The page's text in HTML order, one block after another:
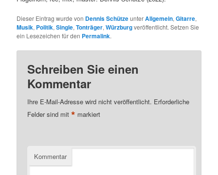
Dieser Eintrag wurde von Dennis SchützeunterAllgemein,Gitarre,
Musik, Politik,Single,Tonträger,Würzburgveröffentlicht. Setzen Sie
ein Lesezeichen für den Permalink.
Schreiben Sie einen
Kommentar
Ihre E-Mail-Adresse wird nicht veröffentlicht. Erforderliche
Felder sind mit* markiert
Kommentar